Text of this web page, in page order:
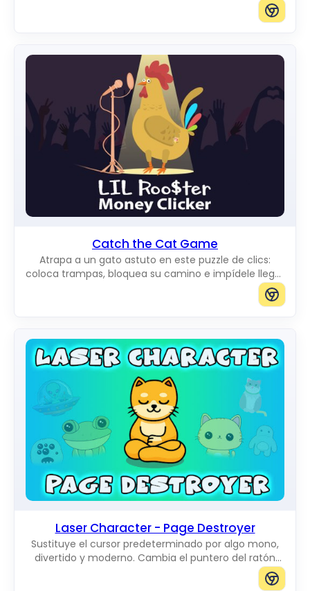
Catch the Cat Game
Atrapa a un gato astuto en este puzzle de clics:
coloca trampas, bloquea su camino e impídele llegar
Laser Character - Page Destroyer
Sustituye el cursor predeterminado por algo mono,
divertido y moderno. Cambia el puntero del ratón